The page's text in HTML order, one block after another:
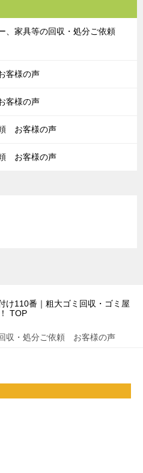
、家具等の回収・処分ご依頼
客様の声
客様の声
お客様の声
お客様の声
け110番｜粗大ゴミ回収・ゴミ屋
TOP
収・処分ご依頼 お客様の声